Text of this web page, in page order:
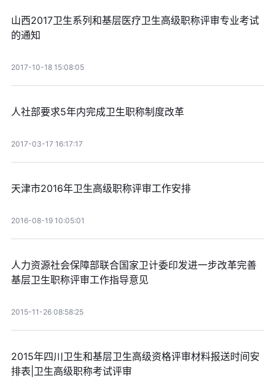
山西2017卫生系列和基层医疗卫生高级职称评审专业考试
的通知
2017-10-18 15:08:05
人社部要求5年内完成卫生职称制度改革
2017-03-17 16:17:17
天津市2016年卫生高级职称评审工作安排
2016-08-19 10:05:01
人力资源社会保障部联合国家卫计委印发进一步改革完善
基层卫生职称评审工作指导意见
2015-11-26 08:58:25
2015年四川卫生和基层卫生高级资格评审材料报送时间安
排表|卫生高级职称考试评审